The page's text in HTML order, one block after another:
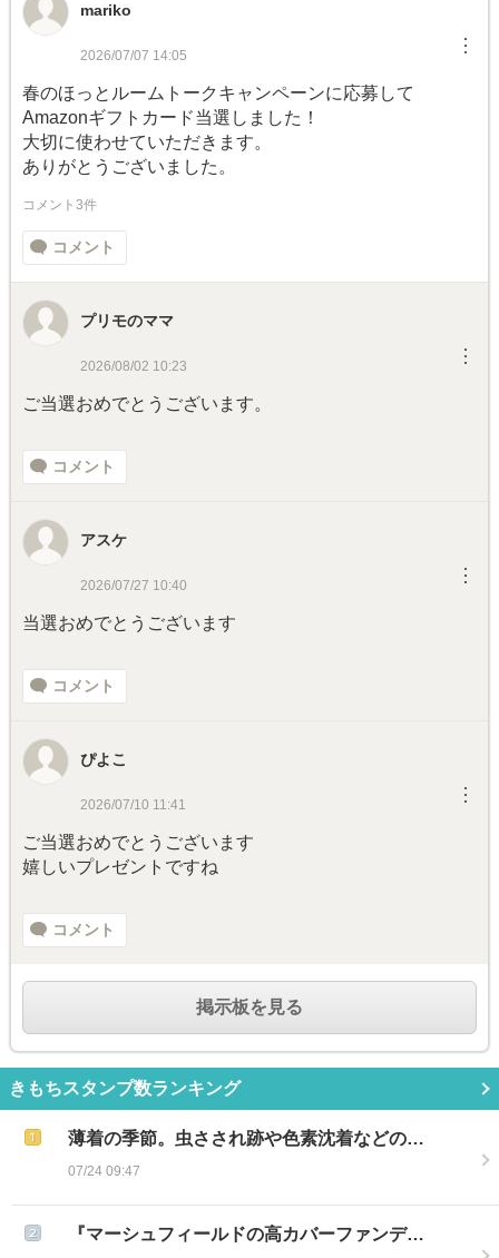
mariko
2026/07/07 14:05 ︙
春のほっとルームトークキャンペーンに応募して
Amazonギフトカード当選しました！
大切に使わせていただきます。
ありがとうございました。
コメント3件
コメント
プリモのママ
2026/08/02 10:23 ︙
ご当選おめでとうございます。
コメント
アスケ
2026/07/27 10:40 ︙
当選おめでとうございます
コメント
ぴよこ
2026/07/10 11:41 ︙
ご当選おめでとうございます
嬉しいプレゼントですね
コメント
掲示板を見る
きもちスタンプ数ランキング
薄着の季節。虫さされ跡や色素沈着などの…
07/24 09:47
『マーシュフィールドの高カバーファンデ…